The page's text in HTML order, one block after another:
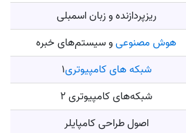
ریزپردازنده و زبان اسمبلی
هوش مصنوعیو سیستم‌های خبره
شبکه های کامپیوتری1
شبکه‌های کامپیوتری 2
اصول طراحی کامپایلر